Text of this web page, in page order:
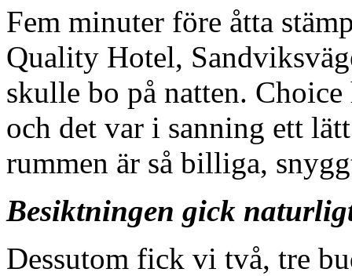
Fem minuter före åtta
Quality Hotel,
skulle bo på natten.
och det var i sanning ett
rummen är så billiga,
Besiktningen gick
Dessutom fick vi två, tre